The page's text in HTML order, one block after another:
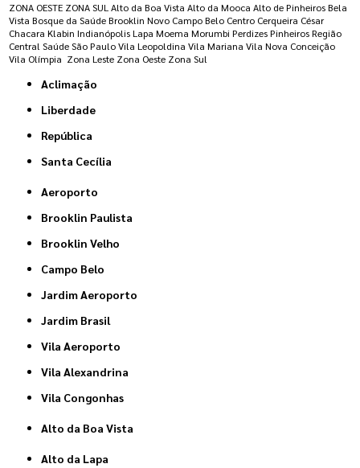
ZONA OESTE ZONA SUL Alto da Boa Vista Alto da Mooca Alto de Pinheiros Bela
Vista Bosque da Saúde Brooklin Novo Campo Belo Centro Cerqueira César
Chacara Klabin Indianópolis Lapa Moema Morumbi Perdizes Pinheiros Região
Central Saúde São Paulo Vila Leopoldina Vila Mariana Vila Nova Conceição
Vila Olímpia Zona Leste Zona Oeste Zona Sul
Aclimação
Liberdade
República
Santa Cecília
Aeroporto
Brooklin Paulista
Brooklin Velho
Campo Belo
Jardim Aeroporto
Jardim Brasil
Vila Aeroporto
Vila Alexandrina
Vila Congonhas
Alto da Boa Vista
Alto da Lapa